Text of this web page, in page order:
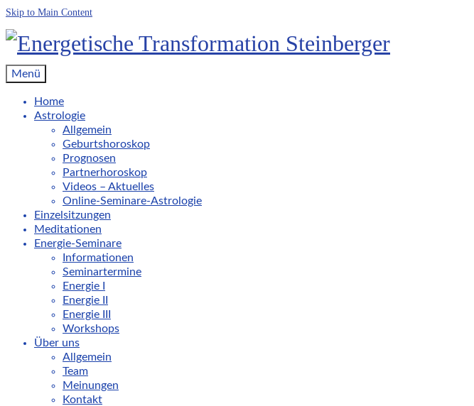
Skip to Main Content
Menü
Home
Astrologie
Allgemein
Geburtshoroskop
Prognosen
Partnerhoroskop
Videos – Aktuelles
Online-Seminare-Astrologie
Einzelsitzungen
Meditationen
Energie-Seminare
Informationen
Seminartermine
Energie I
Energie II
Energie III
Workshops
Über uns
Allgemein
Team
Meinungen
Kontakt